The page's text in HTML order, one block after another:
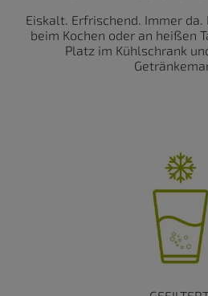
Eiskalt. Erfrischend. Immer da.
beim Kochen oder an heißen
Platz im Kühlschrank